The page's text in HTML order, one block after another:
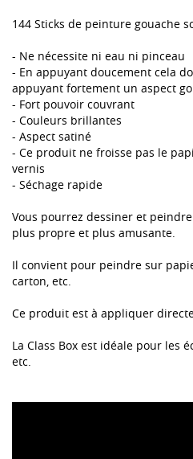
144 Sticks de peinture gouache
- Ne nécessite ni eau ni pinceau
- En appuyant doucement cela
appuyant fortement un aspect
- Fort pouvoir couvrant
- Couleurs brillantes
- Aspect satiné
- Ce produit ne froisse pas le
vernis
- Séchage rapide
Vous pourrez dessiner et
plus propre et plus amusante.
Il convient pour peindre sur
carton, etc.
Ce produit est à appliquer
La Class Box est idéale pour les
etc.